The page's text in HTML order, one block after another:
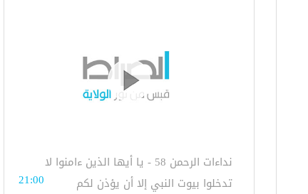
نداءات الرحمن 58 - يا أيها الذين ءامنوا لا
تدخلوا بيوت النبي إلا أن يؤذن لكم
21:00